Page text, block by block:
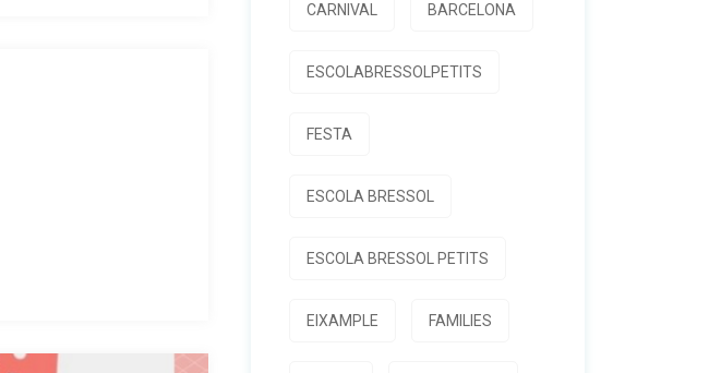
CARNIVAL BARCELONA
ESCOLABRESSOLPETITS
FESTA
ESCOLA BRESSOL
ESCOLA BRESSOL PETITS
EIXAMPLE FAMILIES